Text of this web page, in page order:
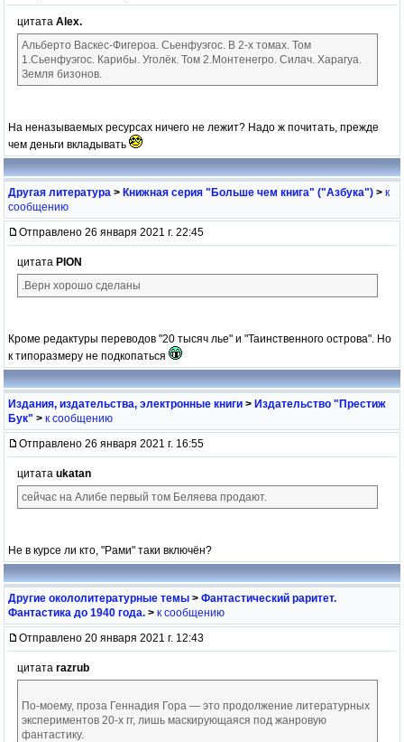
цитата Alex.
Альберто Васкес-Фигероа. Сьенфуэгос. В 2-х томах. Том
1.Сьенфуэгос. Карибы. Уголёк. Том 2.Монтенегро. Силач. Харагуа.
Земля бизонов.
На неназываемых ресурсах ничего не лежит? Надо ж почитать, прежде
чем деньги вкладывать
Другая литература > Книжная серия "Больше чем книга" ("Азбука") > к
сообщению
Отправлено 26 января 2021 г. 22:45
цитата PION
.Верн хорошо сделаны
Кроме редактуры переводов "20 тысяч лье" и "Таинственного острова". Но
к типоразмеру не подкопаться
Издания, издательства, электронные книги > Издательство "Престиж
Бук" > к сообщению
Отправлено 26 января 2021 г. 16:55
цитата ukatan
сейчас на Алибе первый том Беляева продают.
Не в курсе ли кто, "Рами" таки включён?
Другие окололитературные темы > Фантастический раритет.
Фантастика до 1940 года. > к сообщению
Отправлено 20 января 2021 г. 12:43
цитата razrub
По-моему, проза Геннадия Гора — это продолжение литературных
экспериментов 20-х гг, лишь маскирующаяся под жанровую
фантастику.